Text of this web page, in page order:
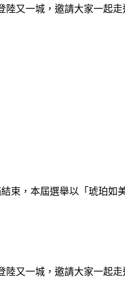
又一城，邀請大家一起
束，本屆選舉以「琥珀
又一城，邀請大家一起